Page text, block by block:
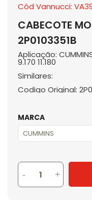
Cód Vannucci:
CABECOTE
2P0103351B
Aplicação:
9.170 11.180
Similares:
Codigo Original:
MARCA
- +